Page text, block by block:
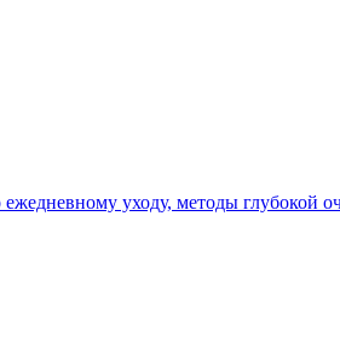
ежедневному уходу, методы